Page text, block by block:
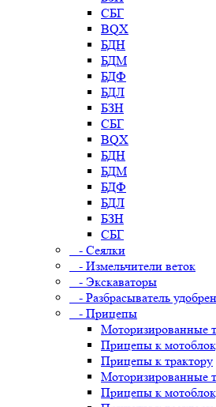
СБГ
BQX
БДН
БДМ
БДФ
БДЛ
БЗН
СБГ
BQX
БДН
БДМ
БДФ
БДЛ
БЗН
СБГ
- Сеялки
- Измельчители веток
- Экскаваторы
- Разбрасыватель
- Прицепы
Моторизированные
Прицепы к
Прицепы к трактору
Моторизированные
Прицепы к